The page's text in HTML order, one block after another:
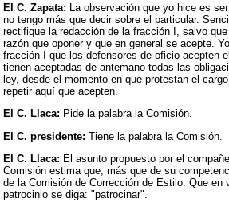
El C. Zapata: La observación que yo hice es
no tengo más que decir sobre el particular.
rectifique la redacción de la fracción I, salvo
razón que oponer y que en general se acepte.
fracción I que los defensores de oficio acepten
tienen aceptadas de antemano todas las
ley, desde el momento en que protestan el
repetir aquí que acepten.
El C. Llaca: Pide la palabra la Comisión.
El C. presidente: Tiene la palabra la Comisión.
El C. Llaca: El asunto propuesto por el
Comisión estima que, más que de su
de la Comisión de Corrección de Estilo. Que en
patrocinio se diga: "patrocinar".